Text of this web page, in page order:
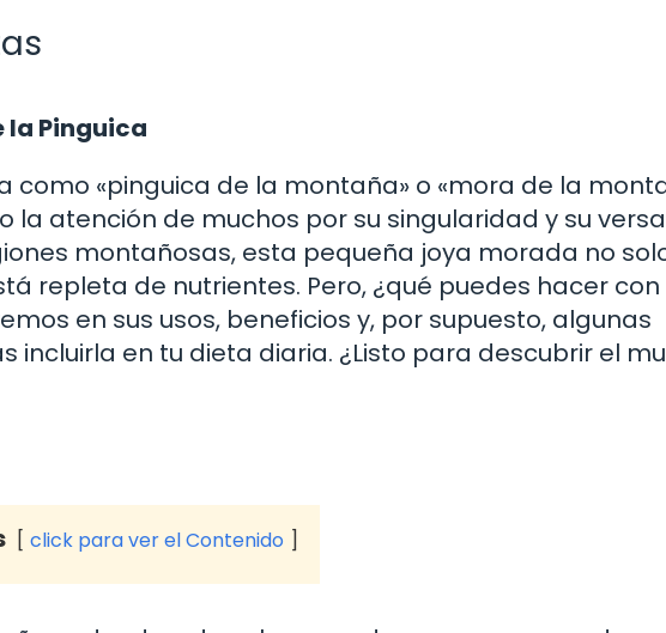
la Pinguica
como «pinguica de la montaña» o «mora de la
la atención de muchos por su singularidad y su
montañosas, esta pequeña joya morada no
repleta de nutrientes. Pero, ¿qué puedes hacer con
en sus usos, beneficios y, por supuesto, algunas
incluirla en tu dieta diaria. ¿Listo para descubrir el
click para ver el Contenido